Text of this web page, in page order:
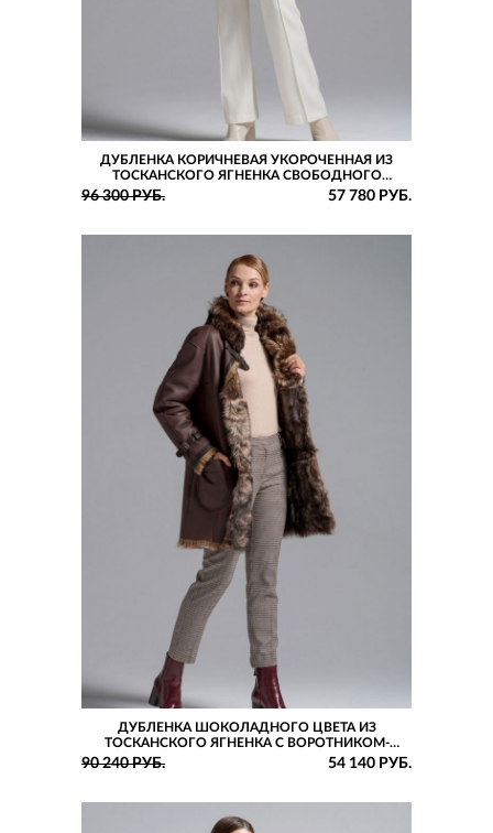
ДУБЛЕНКА КОРИЧНЕВАЯ УКОРОЧЕННАЯ ИЗ
ТОСКАНСКОГО ЯГНЕНКА СВОБОДНОГО
СИЛУЭТА С КАПЮШОНОМ
96 300 РУБ. 57 780 РУБ.
ДУБЛЕНКА ШОКОЛАДНОГО ЦВЕТА ИЗ
ТОСКАНСКОГО ЯГНЕНКА С ВОРОТНИКОМ-
СТОЙКОЙ И РУКАВАМИ РЕГЛАН
90 240 РУБ. 54 140 РУБ.